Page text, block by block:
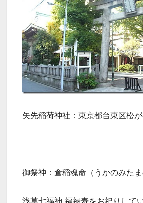
矢先稲荷神社：東京都台東区松
御祭神：倉稲魂命（うかのみたま
浅草七福神 福禄寿をお祀りしてい